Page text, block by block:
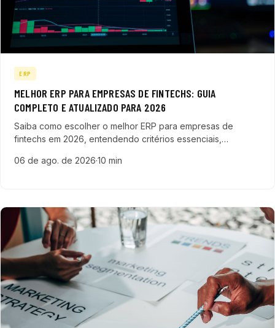
ERP
MELHOR ERP PARA EMPRESAS DE FINTECHS: GUIA
COMPLETO E ATUALIZADO PARA 2026
Saiba como escolher o melhor ERP para empresas de
fintechs em 2026, entendendo critérios essenciais,
operacional do seu negócio.
06 de ago. de 2026·10 min